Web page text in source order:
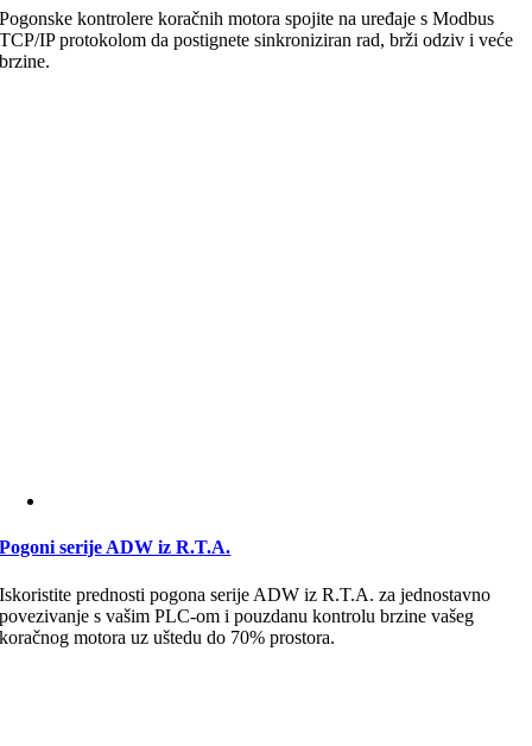
Pogonske kontrolere koračnih motora spojite na uređaje s Modbus
TCP/IP protokolom da postignete sinkroniziran rad, brži odziv i veće
brzine.
Pogoni serije ADW iz R.T.A.
Iskoristite prednosti pogona serije ADW iz R.T.A. za jednostavno
povezivanje s vašim PLC-om i pouzdanu kontrolu brzine vašeg
koračnog motora uz uštedu do 70% prostora.